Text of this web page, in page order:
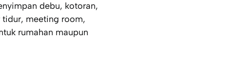
debu, kotoran,
tidur, meeting room,
rumahan maupun